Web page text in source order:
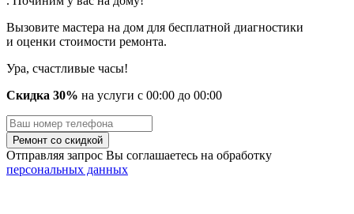
Вызовите мастера на дом для бесплатной диагностики
и оценки стоимости ремонта.
Ура, счастливые часы!
Скидка 30% на услуги с 00:00 до 00:00
Отправляя запрос Вы соглашаетесь на обработку
персональных данных